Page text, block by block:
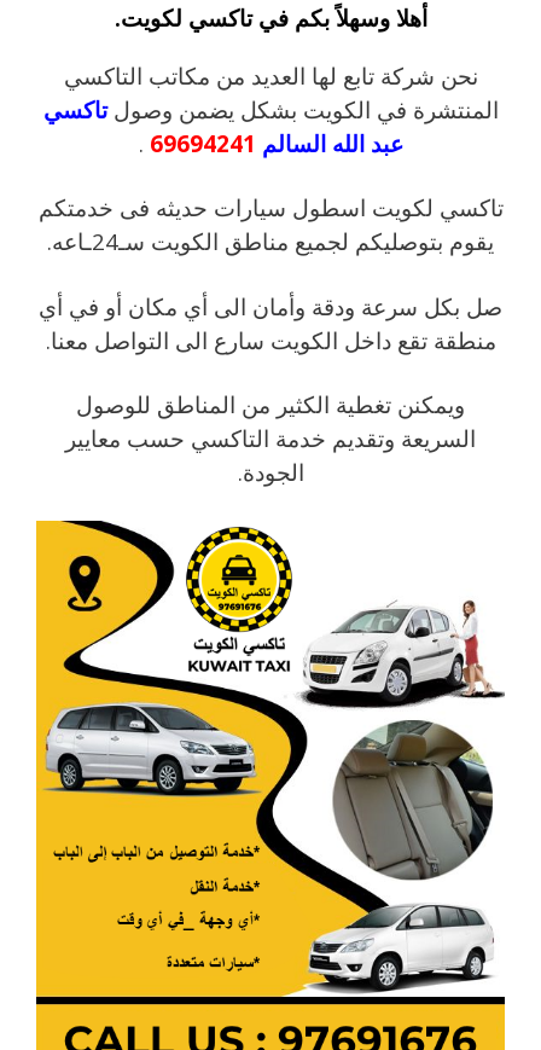
أهلا وسهلاً بكم في تاكسي لكويت.
نحن شركة تابع لها العديد من مكاتب التاكسي
المنتشرة في الكويت بشكل يضمن وصولتاكسي
عبد الله السالم 69694241
.
تاكسي لكويت اسطول سيارات حديثه فى خدمتكم
يقوم بتوصليكم لجميع مناطق الكويت سـ24ـاعه.
صل بكل سرعة ودقة وأمان الى أي مكان أو في أي
منطقة تقع داخل الكويت سارع الى التواصل معنا.
ويمكنن تغطية الكثير من المناطق للوصول
السريعة وتقديم خدمة التاكسي حسب معايير
الجودة.